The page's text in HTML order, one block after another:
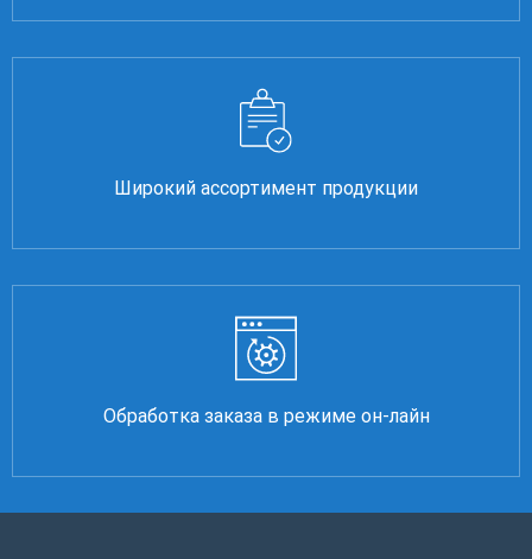
Широкий ассортимент продукции
Обработка заказа в режиме он-лайн